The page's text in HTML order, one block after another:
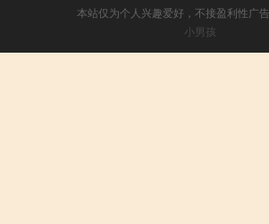
本站仅为个人兴趣爱好，不接盈利性广
小男孩